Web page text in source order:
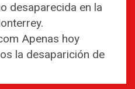
desaparecida en la
Apenas hoy
la desaparición de